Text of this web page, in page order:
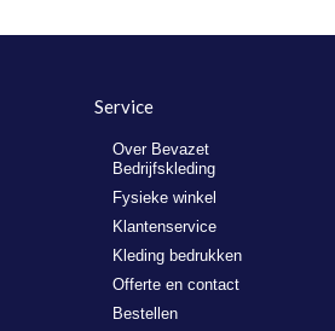
Service
Over Bevazet
Bedrijfskleding
Fysieke winkel
Klantenservice
Kleding bedrukken
Offerte en contact
Bestellen